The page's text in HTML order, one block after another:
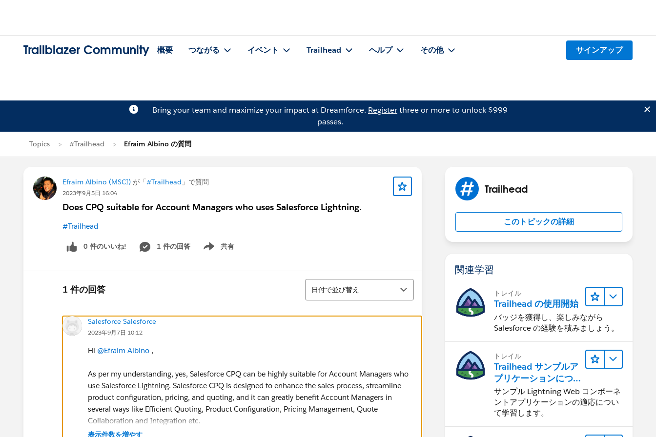
Trailblazer Community 概要 つながる イベント Trailhead ヘルプ その他 サインアップ
Bring your team and maximize your impact at Dreamforce. Registerthree or more to unlock $999
passes.
Topics #Trailhead Efraim Albino の質問
Efraim Albino (MSCI) が「#Trailhead 」で質問
2023年9月5日 16:04
Does CPQ suitable for Account Managers who uses Salesforce Lightning.
#Trailhead
0 件のいいね! 1 件の回答 共有
Show menu
1 件の回答
並び替え
日付で並び替え
Salesforce Salesforce
2023年9月7日 10:12
Hi @Efraim Albino ,
As per my understanding, yes, Salesforce CPQ can be highly suitable for Account Managers who
use Salesforce Lightning. Salesforce CPQ is designed to enhance the sales process, streamline
product configuration, pricing, and quoting, and it can greatly benefit Account Managers in
several ways like Efficient Quoting, Product Configuration, Pricing Management, Quote
Collaboration and Integration etc.
表示件数を増やす
Trailhead
このトピックの詳細
関連学習
トレイル
Trailhead の使用開始
バッジを獲得し、楽しみながら
Salesforce の経験を積みましょう。
トレイル
Trailhead サンプルア
プリケーションにつ
いて知る
サンプル Lightning Web コンポーネ
ントアプリケーションの適応につい
て学習します。